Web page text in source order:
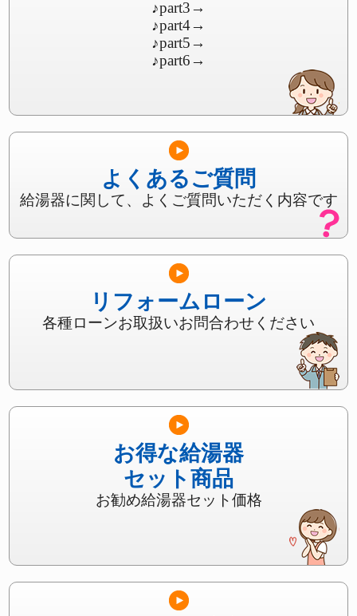
♪part3→
♪part4→
♪part5→
♪part6→
よくあるご質問
給湯器に関して、よくご質問いただく内容です
リフォームローン
各種ローンお取扱いお問合わせください
お得な給湯器
セット商品
お勧め給湯器セット価格